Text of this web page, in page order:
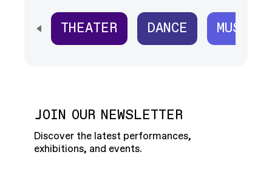
SCROLL HORIZONTALLY TO SEE
THEATER DANCE MUSIC
JOIN OUR NEWSLETTER
Discover the latest performances,
exhibitions, and events.